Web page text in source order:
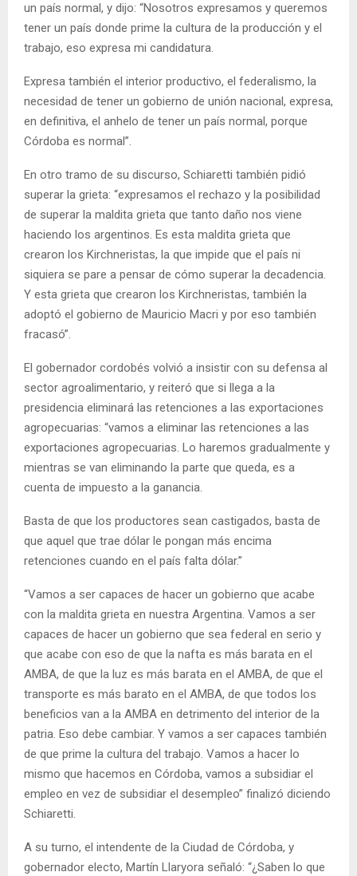
un país normal, y dijo: “Nosotros expresamos y queremos
tener un país donde prime la cultura de la producción y el
trabajo, eso expresa mi candidatura.
Expresa también el interior productivo, el federalismo, la
necesidad de tener un gobierno de unión nacional, expresa,
en definitiva, el anhelo de tener un país normal, porque
Córdoba es normal”.
En otro tramo de su discurso, Schiaretti también pidió
superar la grieta: “expresamos el rechazo y la posibilidad
de superar la maldita grieta que tanto daño nos viene
haciendo los argentinos. Es esta maldita grieta que
crearon los Kirchneristas, la que impide que el país ni
siquiera se pare a pensar de cómo superar la decadencia.
Y esta grieta que crearon los Kirchneristas, también la
adoptó el gobierno de Mauricio Macri y por eso también
fracasó”.
El gobernador cordobés volvió a insistir con su defensa al
sector agroalimentario, y reiteró que si llega a la
presidencia eliminará las retenciones a las exportaciones
agropecuarias: “vamos a eliminar las retenciones a las
exportaciones agropecuarias. Lo haremos gradualmente y
mientras se van eliminando la parte que queda, es a
cuenta de impuesto a la ganancia.
Basta de que los productores sean castigados, basta de
que aquel que trae dólar le pongan más encima
retenciones cuando en el país falta dólar.”
“Vamos a ser capaces de hacer un gobierno que acabe
con la maldita grieta en nuestra Argentina. Vamos a ser
capaces de hacer un gobierno que sea federal en serio y
que acabe con eso de que la nafta es más barata en el
AMBA, de que la luz es más barata en el AMBA, de que el
transporte es más barato en el AMBA, de que todos los
beneficios van a la AMBA en detrimento del interior de la
patria. Eso debe cambiar. Y vamos a ser capaces también
de que prime la cultura del trabajo. Vamos a hacer lo
mismo que hacemos en Córdoba, vamos a subsidiar el
empleo en vez de subsidiar el desempleo” finalizó diciendo
Schiaretti.
A su turno, el intendente de la Ciudad de Córdoba, y
gobernador electo, Martín Llaryora señaló: “¿Saben lo que